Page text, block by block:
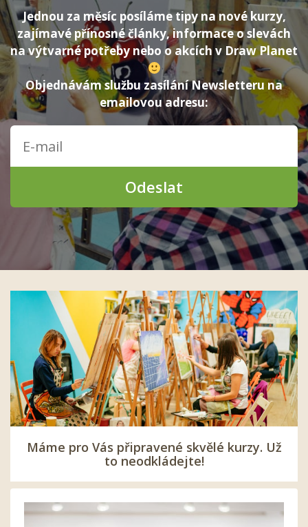
Jednou za měsíc posíláme tipy na nové kurzy,
zajímavé přínosné články, informace o slevách
na výtvarné potřeby nebo o akcích v Draw Planet
Objednávám službu zasílání Newsletteru na
emailovou adresu:
Odeslat
Máme pro Vás připravené skvělé kurzy. Už
to neodkládejte!